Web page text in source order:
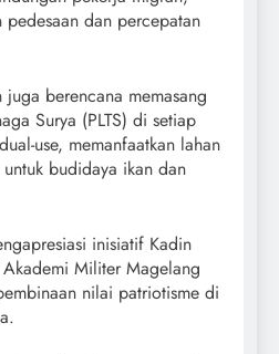
dan percepatan
berencana memasang
Surya (PLTS) di setiap
use, memanfaatkan lahan
budidaya ikan dan
inisiatif Kadin
Militer Magelang
nilai patriotisme di